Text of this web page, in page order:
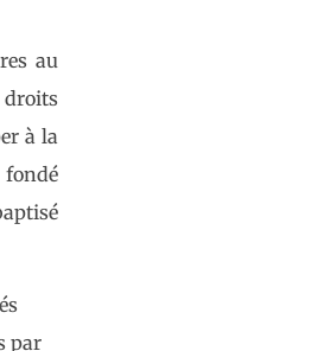
au
droits
à la
par